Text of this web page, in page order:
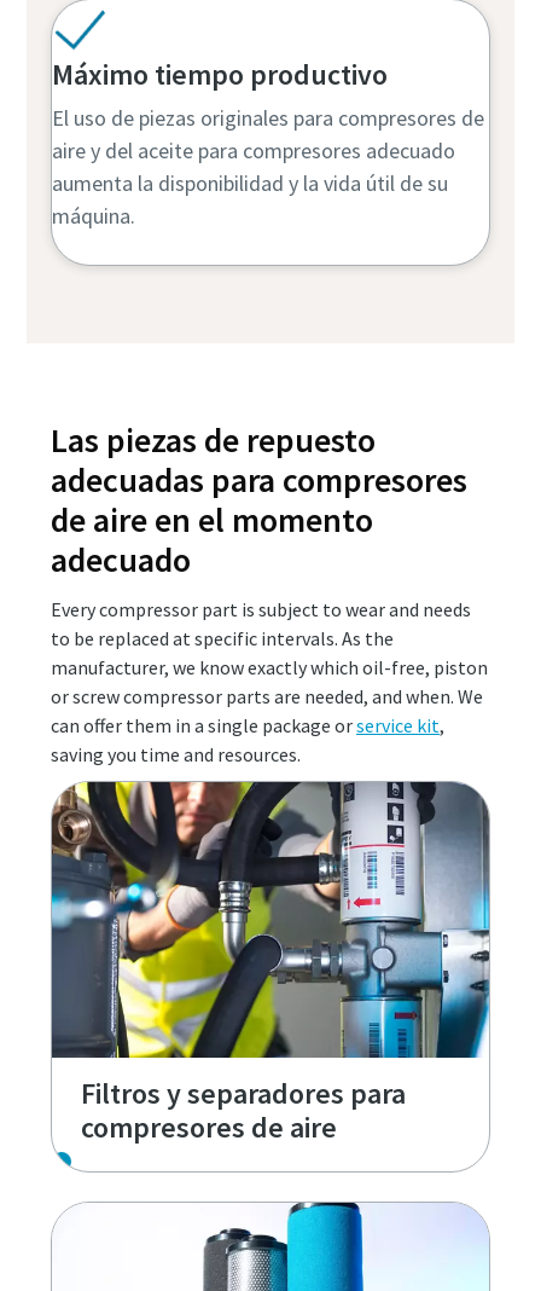
Máximo tiempo productivo
El uso de piezas originales para compresores de
aire y del aceite para compresores adecuado
aumenta la disponibilidad y la vida útil de su
máquina.
Las piezas de repuesto
adecuadas para compresores
de aire en el momento
adecuado
Every compressor part is subject to wear and needs
to be replaced at specific intervals. As the
manufacturer, we know exactly which oil-free, piston
or screw compressor parts are needed, and when. We
can offer them in a single package orservice kit,
saving you time and resources.
Filtros y separadores para
compresores de aire